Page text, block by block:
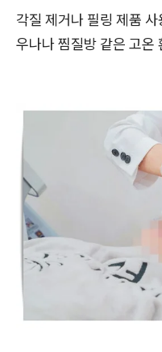
각질 제거나 필링 제품
우나나 찜질방 같은 고온